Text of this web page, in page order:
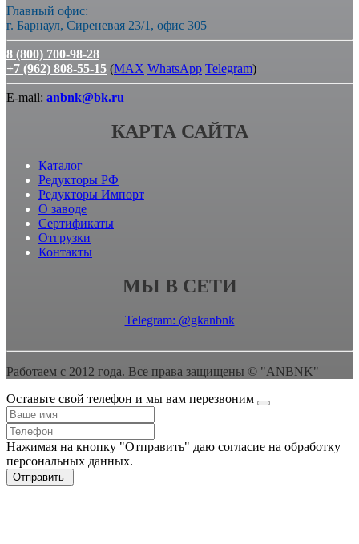
Главный офис:
г. Барнаул, Сиреневая 23/1, офис 305
8 (800) 700-98-28
+7 (962) 808-55-15 (MAX WhatsApp Telegram)
E-mail: anbnk@bk.ru
КАРТА САЙТА
Каталог
Редукторы РФ
Редукторы Импорт
О заводе
Сертификаты
Отгрузки
Контакты
МЫ В СЕТИ
Telegram: @gkanbnk
Работаем с 2012 года. Все права защищены © "ANBNK"
Оставьте свой телефон и мы вам перезвоним
Нажимая на кнопку "Отправить" даю согласие на обработку
персональных данных.